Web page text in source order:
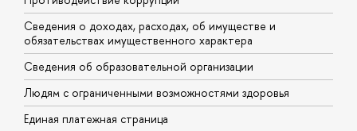
Сведения о доходах, расходах, об имуществе и
обязательствах имущественного характера
Сведения об образовательной организации
Людям с ограниченными возможностями здоровья
Единая платежная страница